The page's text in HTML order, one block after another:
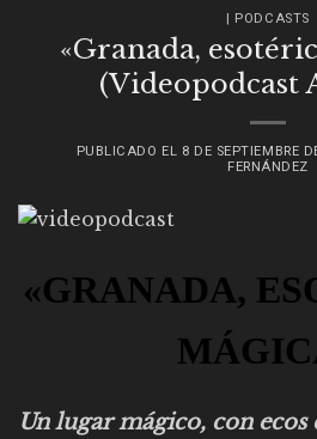
| PODCASTS
«Granada,
(Videopodcast
PUBLICADO EL 8 DE SEPTIEMBRE
FERNÁNDEZ
«GRANADA,
Un lugar mágico, con ecos